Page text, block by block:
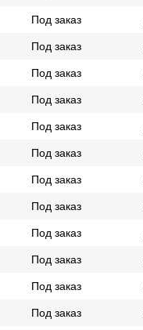
Под заказ
Под заказ
Под заказ
Под заказ
Под заказ
Под заказ
Под заказ
Под заказ
Под заказ
Под заказ
Под заказ
Под заказ